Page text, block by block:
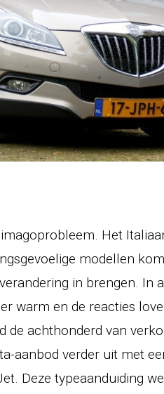
Het
modellen
in brengen. In
warm en de reacties
de achthonderd van
aanbod verder uit met
Deze typeaanduiding